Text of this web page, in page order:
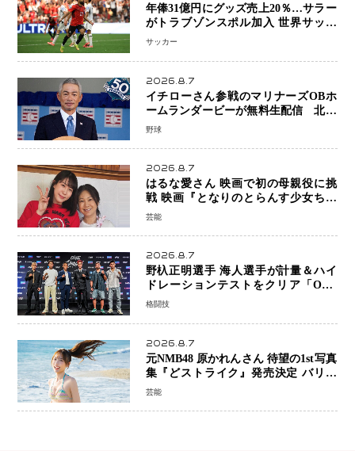
年俸31億円にグッズ売上20％…サラー
がトラブゾンスポル加入 世界サッカ
ーは「五大リーグ一強」から新時代へ
サッカー
2026.8.7
イチローさん参戦のマリナーズOBホ
ームランダービーが無料生配信 北米
ならではの“魅せる興行”に世界が注目
野球
2026.8.7
はるな愛さん 映画で初の母親役に挑
戦 映画『となりのとらんす少女ちゃ
ん』11月7日公開 未来の自分との対話
芸能
2026.8.7
野杁正明選手 海人選手が計量＆ハイ
ドレーションテストをクリア「ONE
SAMURAI 2」決戦へ万全の準備整う
格闘技
2026.8.7
元NMB48 原かれんさん 待望の1st写真
集『どストライク』発売決定 バリで
魅せる25歳の新境地
芸能